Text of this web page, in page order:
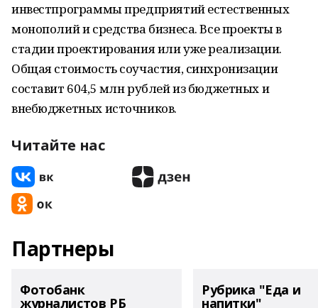
инвестпрограммы предприятий естественных
монополий и средства бизнеса. Все проекты в
стадии проектирования или уже реализации.
Общая стоимость соучастия, синхронизации
составит 604,5 млн рублей из бюджетных и
внебюджетных источников.
Читайте нас
Партнеры
Фотобанк
журналистов РБ
Рубрика "Еда и
напитки"